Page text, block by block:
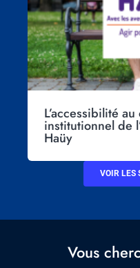
L’accessibilité
institutionnel de
Haüy
VOIR LES
Vous